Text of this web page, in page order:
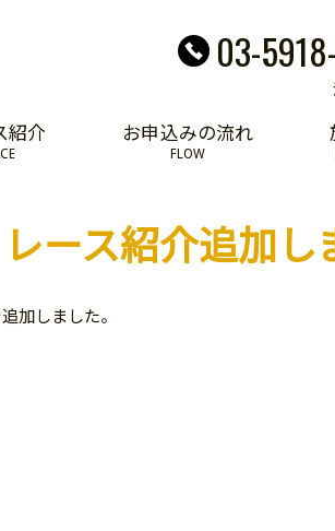
03-
紹介 お申込みの流れ
FLOW
レース紹介追加し
加しました。